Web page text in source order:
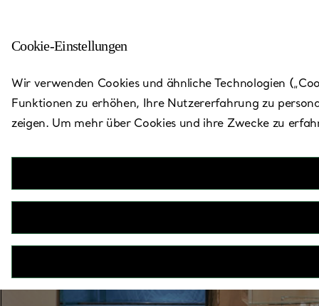
Zurück zu „Store finden“
Cookie-Einstellungen
Wir verwenden Cookies und ähnliche Technologien
Funktionen zu erhöhen, Ihre Nutzererfahrung zu
zeigen. Um mehr über Cookies und ihre Zwecke zu